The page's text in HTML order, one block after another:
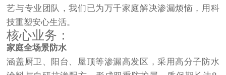
艺与专业团队，我们已为万千家庭解决渗漏烦恼，用科
技重塑安心生活。
核心业务：
家庭全场景防水
涵盖厨卫、阳台、屋顶等渗漏高发区，采用高分子防水